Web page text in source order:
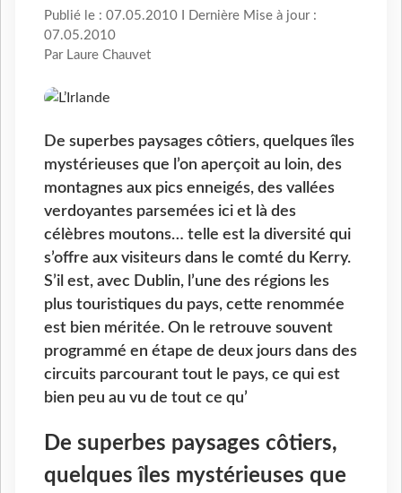
Publié le : 07.05.2010 I Dernière Mise à jour :
07.05.2010
Par Laure Chauvet
De superbes paysages côtiers, quelques îles
mystérieuses que l’on aperçoit au loin, des
montagnes aux pics enneigés, des vallées
verdoyantes parsemées ici et là des
célèbres moutons… telle est la diversité qui
s’offre aux visiteurs dans le comté du Kerry.
S’il est, avec Dublin, l’une des régions les
plus touristiques du pays, cette renommée
est bien méritée. On le retrouve souvent
programmé en étape de deux jours dans des
circuits parcourant tout le pays, ce qui est
bien peu au vu de tout ce qu’
De superbes paysages côtiers,
quelques îles mystérieuses que